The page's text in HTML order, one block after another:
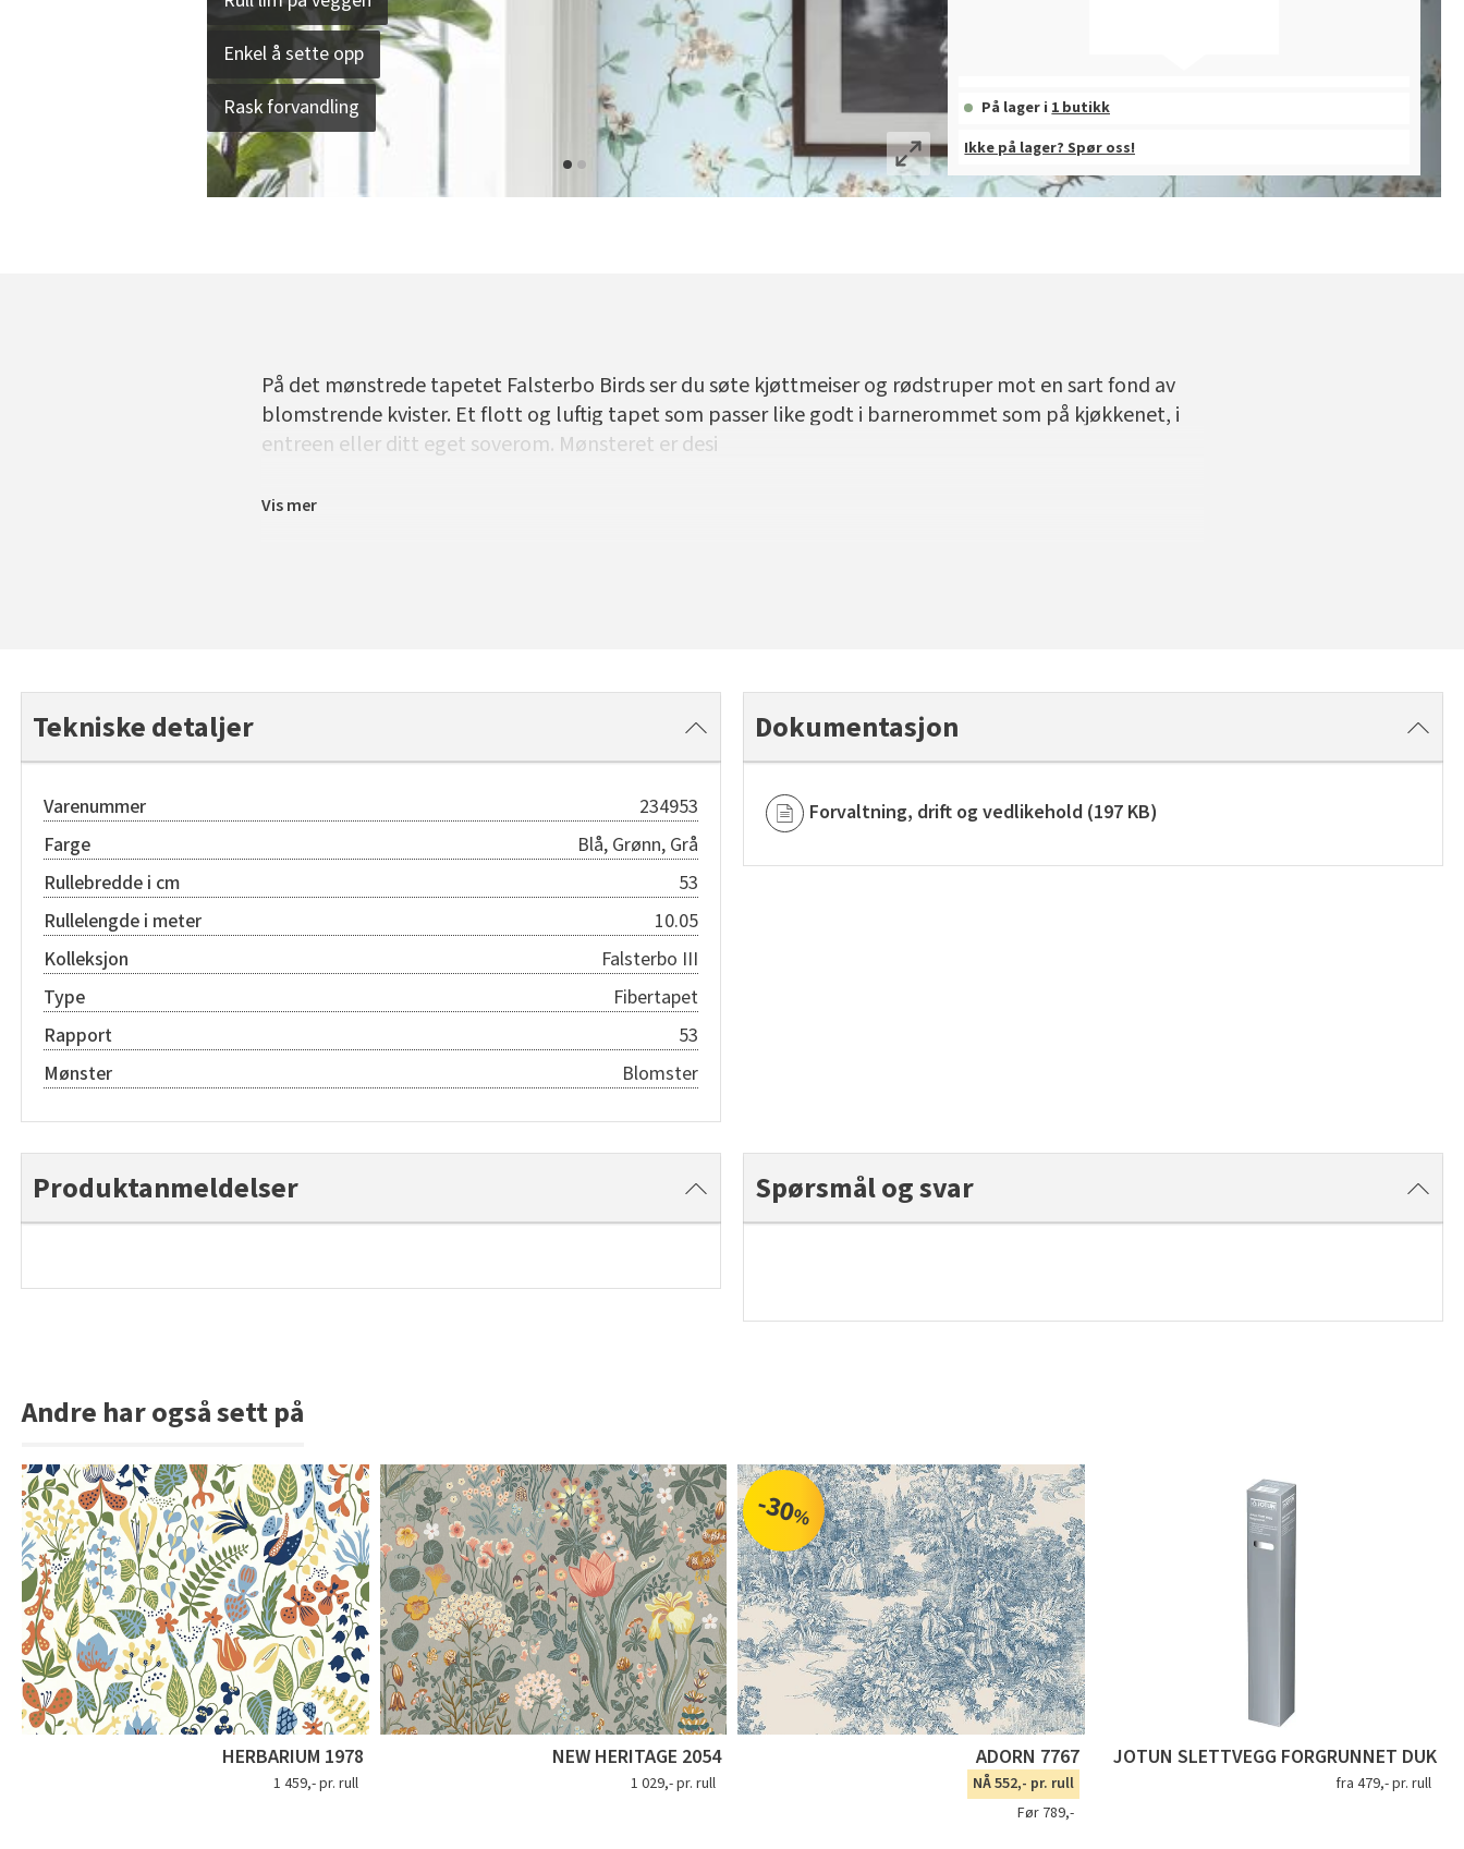
Enkel å sette opp
Rask forvandling
På lager i1 butikk
Ikke på lager? Spør oss!
På det mønstrede tapetet Falsterbo Birds ser du søte kjøttmeiser og rødstruper mot en sart fond av
blomstrende kvister. Et flott og luftig tapet som passer like godt i barnerommet som på kjøkkenet, i
entreen eller ditt eget soverom. Mønsteret er desi
Vis mer
Tekniske detaljer
Varenummer
234953
Farge
Blå, Grønn, Grå
Rullebredde i cm
53
Rullelengde i meter
10.05
Kolleksjon
Falsterbo III
Type
Fibertapet
Rapport
53
Mønster
Blomster
Dokumentasjon
Forvaltning, drift og vedlikehold (197 KB)
Produktanmeldelser Spørsmål og svar
Andre har også sett på
HERBARIUM 1978
1 459,- pr. rull
NEW HERITAGE 2054
1 029,- pr. rull
-30%
ADORN 7767
NÅ 552,- pr. rull
Før 789,-
JOTUN SLETTVEGG FORGRUNNET DUK
fra 479,- pr. rull